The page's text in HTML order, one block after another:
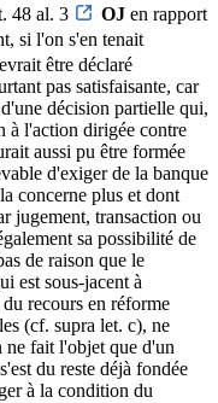
48 al. 3
OJ en rapport
si l'on s'en tenait
être déclaré
pas satisfaisante, car
décision partielle qui,
à l'action dirigée contre
aussi pu être formée
d'exiger de la banque
concerne plus et dont
jugement, transaction ou
sa possibilité de
de raison que le
est sous-jacent à
recours en réforme
(cf. supra let. c), ne
ne fait l'objet que d'un
du reste déjà fondée
à la condition du